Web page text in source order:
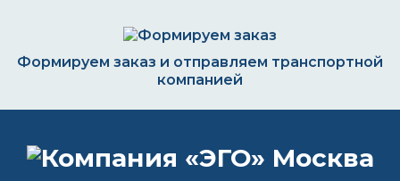
Формируем заказ и отправляем транспортной
компанией